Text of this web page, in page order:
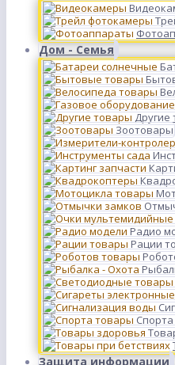
Дом - Семья
Другие
Зоотовары
Радио
Рации
Защита информации